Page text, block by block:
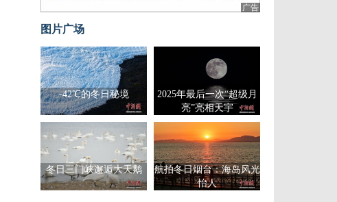
广告
图片广场
-42℃的冬日秘境
2025年最后一次“超级月
亮”亮相天宇
冬日三门峡邂逅大天鹅
航拍冬日烟台：海岛风光
怡人